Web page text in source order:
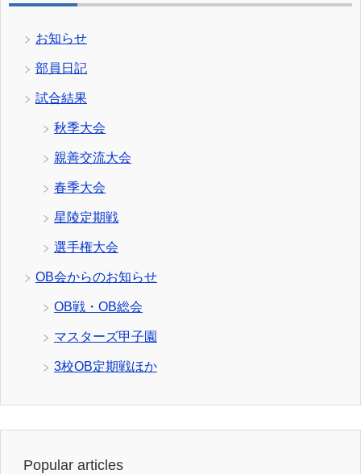
お知らせ
部員日記
試合結果
秋季大会
親善交流大会
春季大会
星陵定期戦
選手権大会
OB会からのお知らせ
OB戦・OB総会
マスターズ甲子園
3校OB定期戦ほか
Popular articles